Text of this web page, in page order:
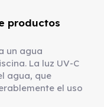
productos
un agua
La luz UV-C
agua, que
el uso